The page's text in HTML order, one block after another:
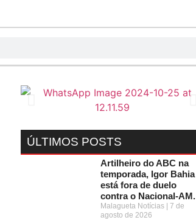
ÚLTIMOS POSTS
Artilheiro do ABC na
temporada, Igor Bahia
está fora de duelo
contra o Nacional-AM.
Malagueta Notícias
7 de
agosto de 2026